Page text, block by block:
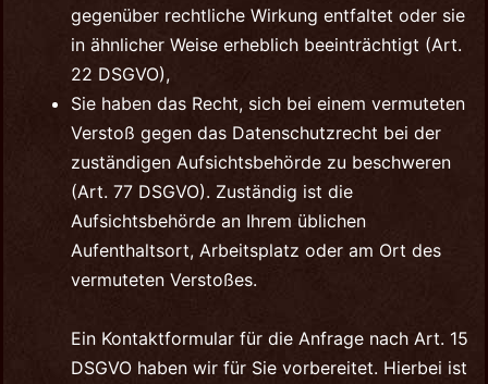
gegenüber rechtliche Wirkung entfaltet oder sie
in ähnlicher Weise erheblich beeinträchtigt (Art.
22 DSGVO),
Sie haben das Recht, sich bei einem vermuteten
Verstoß gegen das Datenschutzrecht bei der
zuständigen Aufsichtsbehörde zu beschweren
(Art. 77 DSGVO). Zuständig ist die
Aufsichtsbehörde an Ihrem üblichen
Aufenthaltsort, Arbeitsplatz oder am Ort des
vermuteten Verstoßes.
Ein Kontaktformular für die Anfrage nach Art. 15
DSGVO haben wir für Sie vorbereitet. Hierbei ist